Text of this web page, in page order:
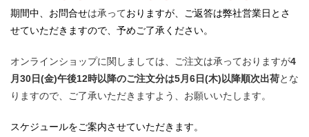
期間中、お問合せは承っておりますが、ご返答は弊社営業日とさ
せていただきますので、予めご了承ください。
オンラインショップに関しましては、ご注文は承っておりますが4
月30日(金)午後12時以降のご注文分は5月6日(木)以降順次出荷とな
りますので、ご了承いただきますよう、お願いいたします。
スケジュールをご案内させていただきます。